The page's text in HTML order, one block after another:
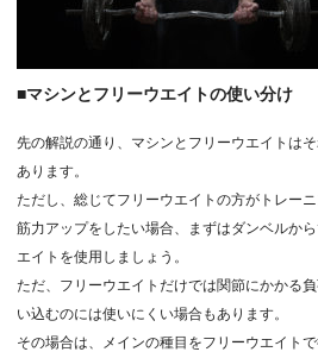
■マシンとフリーウエイトの使い分け
先の解説の通り、マシンとフリーウエイトは
あります。
ただし、総じてフリーウエイトの方がトレー
筋力アップをしたい場合、まずはダンベルか
エイトを使用しましょう。
ただ、フリーウエイトだけでは関節にかかる
い込むのには使いにくい場合もあります。
その場合は、メインの種目をフリーウエイト